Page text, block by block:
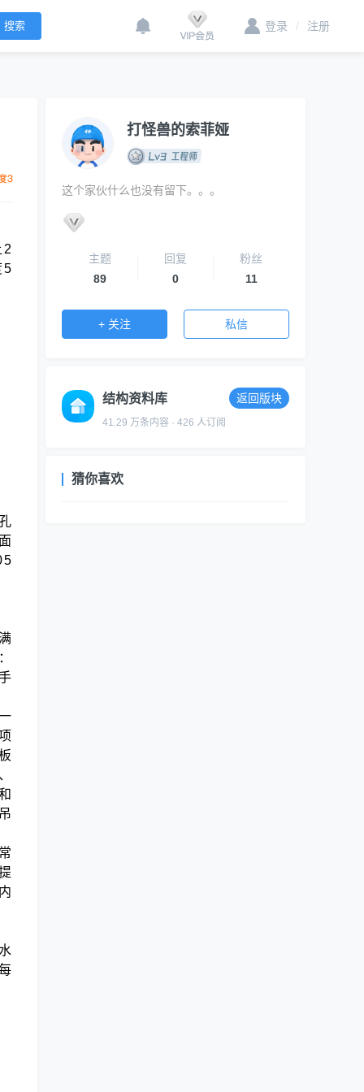
登录 / 注册
2
5
打怪兽的索菲娅
这个家伙什么也没有留下。。。
主题
89
回复
0
粉丝
11
+ 关注 私信
结构资料库 返回版块
41.29 万条内容 · 426 人订阅
猜你喜欢